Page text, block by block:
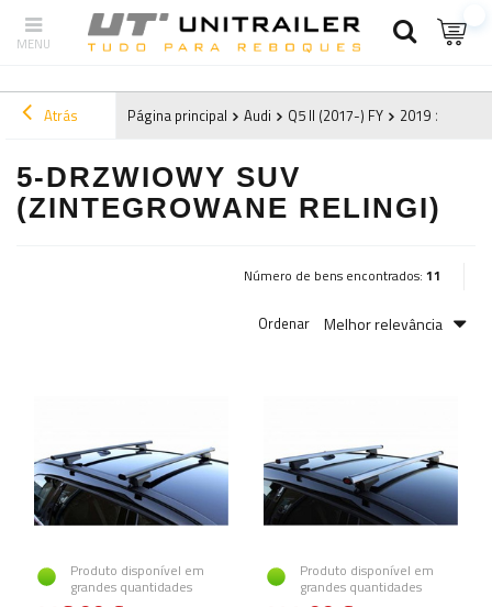
Atrás Página principal Audi Q5 II (2017-) FY 2019
5-DRZWIOWY SUV
(ZINTEGROWANE RELINGI)
Número de bens encontrados: 11
Ordenar Melhor relevância
Produto disponível em
grandes quantidades
Produto disponível em
grandes quantidades